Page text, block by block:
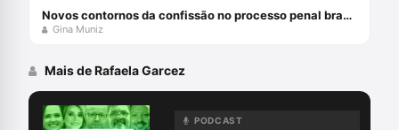
Novos contornos da confissão no processo penal brasileiro com Gina Muniz
Gina Muniz
Mais de Rafaela Garcez
PODCAST